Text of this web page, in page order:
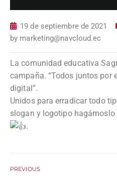
19 de septiembre de 2021
by marketing@navcloud.ec
La comunidad educativa
campaña. “Todos juntos por
digital”.
Unidos para erradicar todo
slogan y logotipo
.
PREVIOUS